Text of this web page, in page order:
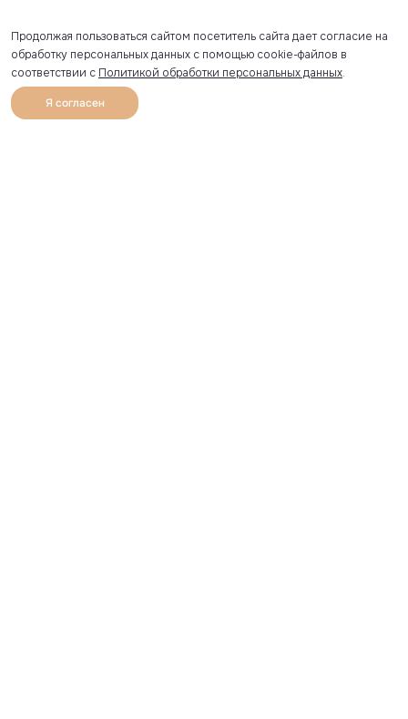
Каталог Избранное
Продолжая пользоваться сайтом посетитель сайта дает согласие на
обработку персональных данных с помощью cookie-файлов в
соответствии с Политикой обработки персональных данных.
Я согласен